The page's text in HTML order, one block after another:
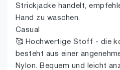
Strickjacke handelt,
Hand zu waschen.
Casual
🥰 Hochwertige Stoff - die
besteht aus einer
Nylon. Bequem und leicht